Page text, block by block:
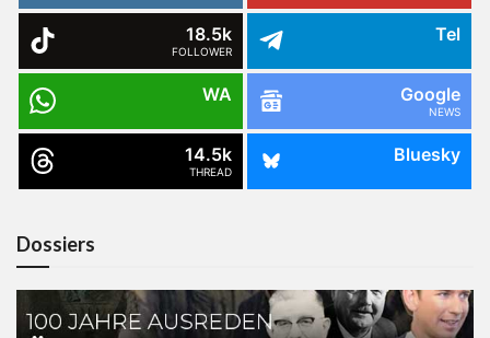
18.5k
FOLLOWER
Tel
WA Google
NEWS
14.5k
THREAD
Bluesky
Dossiers